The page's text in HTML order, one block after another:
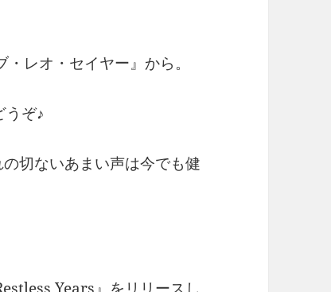
レオ・セイヤー』から。
うぞ♪
切ないあまい声は今でも健
Years』をリリースし